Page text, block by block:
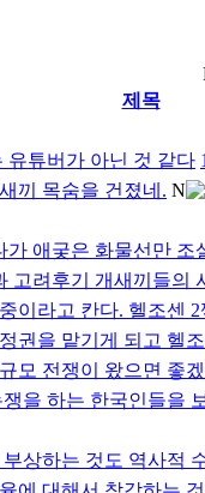
제목
유튜버가 아닌 것 같다 1
끼 목숨을 건졌네. N
애궂은 화물선만 조
고려후기 개새끼들의
이라고 칸다. 헬조센
권을 맡기게 되고 헬
모 전쟁이 왔으면 좋
을 하는 한국인들을
상하는 것도 역사적